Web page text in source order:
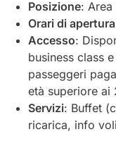
Posizione: Area
Orari di apertura
Accesso:
business class
passeggeri
età superiore ai
Servizi: Buffet
ricarica, info